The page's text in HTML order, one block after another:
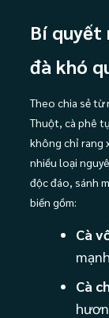
Bí quyết
đà khó
Theo chia sẻ từ
Thuột, cà phê
không chỉ rang
nhiều loại
độc đáo, sánh
biến gồm:
Cà
Cà